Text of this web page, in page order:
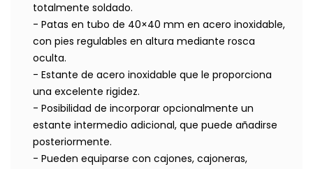
totalmente soldado.
- Patas en tubo de 40×40 mm en acero inoxidable,
con pies regulables en altura mediante rosca
oculta.
- Estante de acero inoxidable que le proporciona
una excelente rigidez.
- Posibilidad de incorporar opcionalmente un
estante intermedio adicional, que puede añadirse
posteriormente.
- Pueden equiparse con cajones, cajoneras,